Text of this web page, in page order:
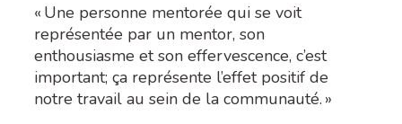
« Une personne mentorée qui se voit
représentée par un mentor, son
enthousiasme et son effervescence, c’est
important; ça représente l’effet positif de
notre travail au sein de la communauté. »